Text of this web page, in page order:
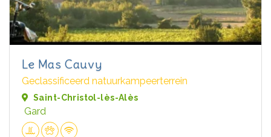
Le Mas Cauvy
Geclassificeerd natuurkampeerterrein
Saint-Christol-lès-Alès
Gard